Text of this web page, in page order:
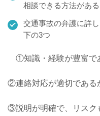
相談できる方法がある
交通事故の弁護に詳
下の3つ
①知識・経験が豊富で
②連絡対応が適切である
③説明が明確で、リスク